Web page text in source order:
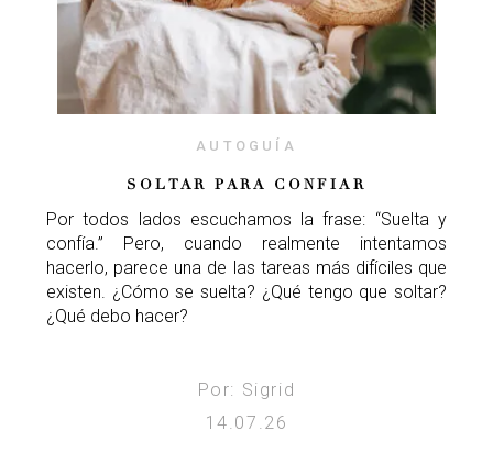
AUTOGUÍA
SOLTAR PARA CONFIAR
Por todos lados escuchamos la frase: “Suelta y
confía.” Pero, cuando realmente intentamos
hacerlo, parece una de las tareas más difíciles que
existen. ¿Cómo se suelta? ¿Qué tengo que soltar?
¿Qué debo hacer?
Por: Sigrid
14.07.26